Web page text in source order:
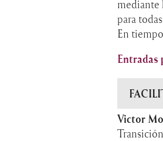
mediante
para
En
Entradas
Victor